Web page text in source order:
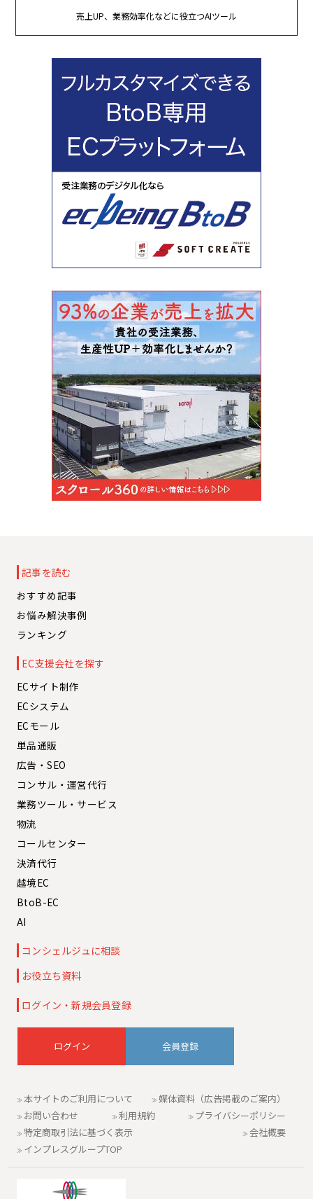
売上UP、業務効率化などに役立つAIツール
記事を読む
おすすめ記事
お悩み解決事例
ランキング
EC支援会社を探す
ECサイト制作
ECシステム
ECモール
単品通販
広告・SEO
コンサル・運営代行
業務ツール・サービス
物流
コールセンター
決済代行
越境EC
BtoB-EC
AI
コンシェルジュに相談
お役立ち資料
ログイン・新規会員登録
会員登録
本サイトのご利用について
媒体資料（広告掲載のご案内）
お問い合わせ
利用規約
プライバシーポリシー
特定商取引法に基づく表示
会社概要
インプレスグループTOP